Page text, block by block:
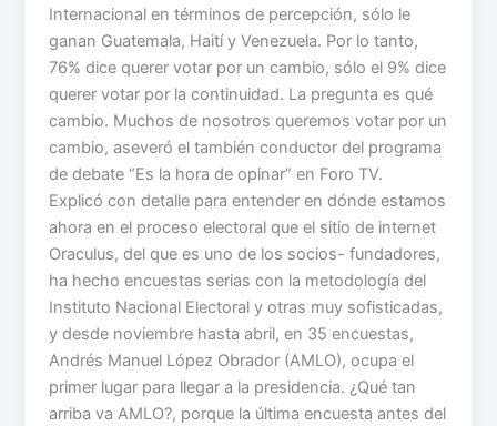
Internacional en términos de percepción, sólo le
ganan Guatemala, Haití y Venezuela. Por lo tanto,
76% dice querer votar por un cambio, sólo el 9% dice
querer votar por la continuidad. La pregunta es qué
cambio. Muchos de nosotros queremos votar por un
cambio, aseveró el también conductor del programa
de debate “Es la hora de opinar” en Foro TV.
Explicó con detalle para entender en dónde estamos
ahora en el proceso electoral que el sitio de internet
Oraculus, del que es uno de los socios- fundadores,
ha hecho encuestas serias con la metodología del
Instituto Nacional Electoral y otras muy sofisticadas,
y desde noviembre hasta abril, en 35 encuestas,
Andrés Manuel López Obrador (AMLO), ocupa el
primer lugar para llegar a la presidencia. ¿Qué tan
arriba va AMLO?, porque la última encuesta antes del